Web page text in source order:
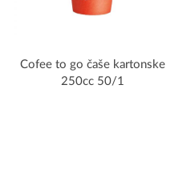
Cofee to go čaše kartonske
250cc 50/1